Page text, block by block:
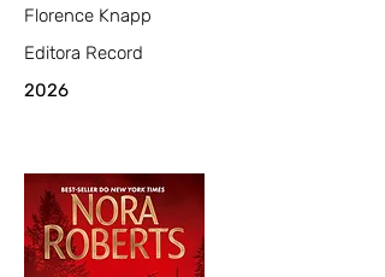
Florence Knapp
Editora Record
2026